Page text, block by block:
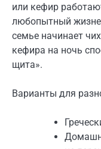
или кефир
любопытный
семье начинает
кефира на ночь
щита».
Варианты для